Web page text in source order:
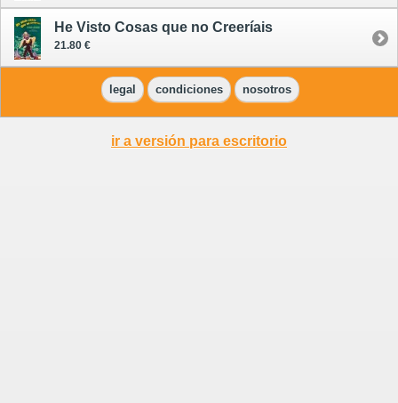
He Visto Cosas que no Creeríais
21.80 €
legal condiciones nosotros
ir a versión para escritorio